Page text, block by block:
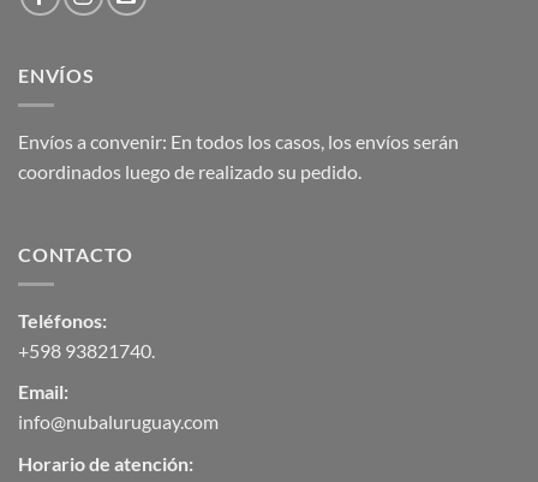
ENVÍOS
Envíos a convenir: En todos los casos, los envíos serán
coordinados luego de realizado su pedido.
CONTACTO
Teléfonos:
+598 93821740.
Email:
info@nubaluruguay.com
Horario de atención: